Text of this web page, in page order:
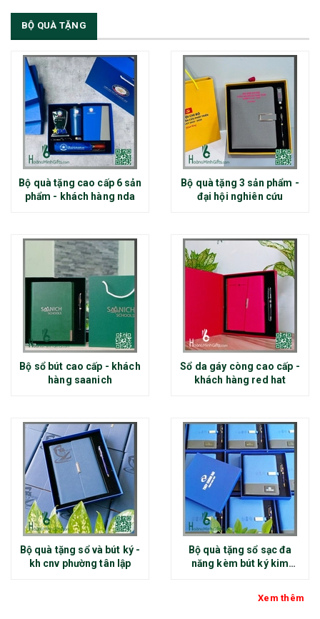
BỘ QUÀ TẶNG
Bộ quà tặng cao cấp 6 sản
phẩm - khách hàng nda
Bộ quà tặng 3 sản phẩm -
đại hội nghiên cứu
Bộ sổ bút cao cấp - khách
hàng saanich
Sổ da gáy còng cao cấp -
khách hàng red hat
Bộ quà tặng sổ và bút ký -
kh cnv phường tân lập
Bộ quà tặng sổ sạc đa
năng kèm bút ký kim
Xem thêm